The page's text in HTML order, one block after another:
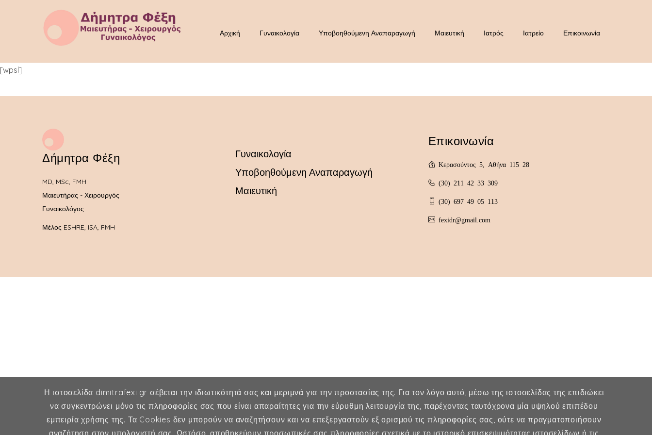
Αρχική Γυναικολογία Υποβοηθούμενη Αναπαραγωγή Μαιευτική Ιατρός Ιατρείο Επικοινωνία
[wpsl]
Δήμητρα Φέξη
MD, MSc, FMH
Μαιευτήρας - Χειρουργός
Γυναικολόγος
Μέλος ESHRE, ISA, FMH
Γυναικολογία
Υποβοηθούμενη Αναπαραγωγή
Μαιευτική
Επικοινωνία
Κερασούντος 5, Αθήνα 115 28
(30) 211 42 33 309
(30) 697 49 05 113
fexidr@gmail.com
Η ιστοσελίδα dimitrafexi.gr σέβεται την ιδιωτικότητά σας και μεριμνά για την προστασίας της. Για τον λόγο αυτό, μέσω της ιστοσελίδας της επιδιώκει
να συγκεντρώνει μόνο τις πληροφορίες σας που είναι απαραίτητες για την εύρυθμη λειτουργία της, παρέχοντας ταυτόχρονα μία υψηλού επιπέδου
εμπειρία χρήσης της. Τα Cookies δεν μπορούν να αναζητήσουν και να επεξεργαστούν εξ ορισμού τις πληροφορίες σας, ούτε να πραγματοποιήσουν